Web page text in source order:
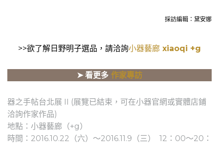
採訪編輯：黛安娜
>>欲了解日野明子選品，請洽詢小器藝廊 xiaoqi +g
➤ 看更多 作家專訪
器之手帖台北展 II (展覽已結束，可在小器官網或實體店鋪
洽詢作家作品)
地點：小器藝廊（+g）
時間：2016.10.22（六）～2016.11.9（三） 12：00～20：